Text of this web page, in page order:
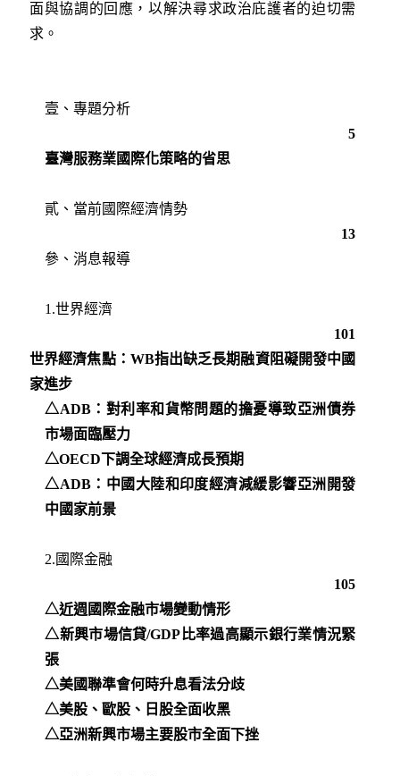
面與協調的回應，以解決尋求政治庇護者的迫切需
求。
壹、專題分析
5
臺灣服務業國際化策略的省思
貳、當前國際經濟情勢
13
參、消息報導
1.世界經濟
101
世界經濟焦點：WB指出缺乏長期融資阻礙開發中國
家進步
△ADB：對利率和貨幣問題的擔憂導致亞洲債券
市場面臨壓力
△OECD下調全球經濟成長預期
△ADB：中國大陸和印度經濟減緩影響亞洲開發
中國家前景
2.國際金融
105
△近週國際金融市場變動情形
△新興市場信貸/GDP比率過高顯示銀行業情況緊
張
△美國聯準會何時升息看法分歧
△美股、歐股、日股全面收黑
△亞洲新興市場主要股市全面下挫